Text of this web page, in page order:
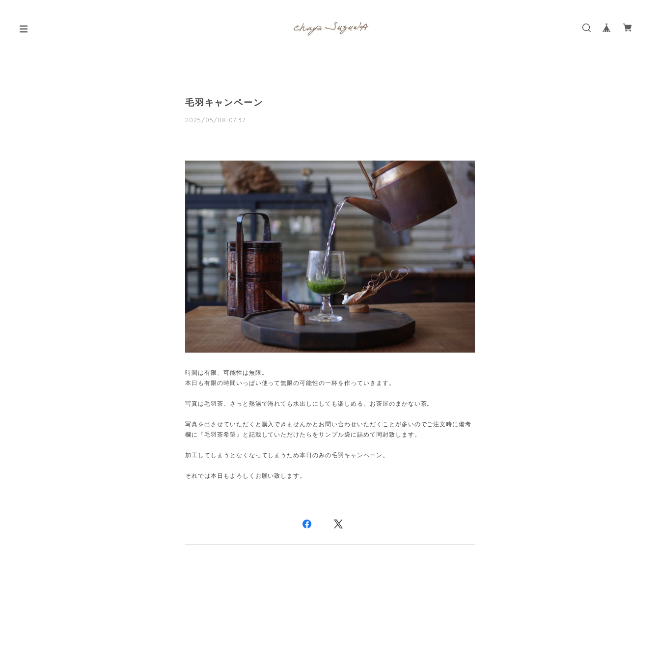
毛羽キャンペーン
2025/05/08 07:37
時間は有限、可能性は無限。
本日も有限の時間いっぱい使って無限の可能性の一杯を作っていきます。
写真は毛羽茶。さっと熱湯で淹れても水出しにしても楽しめる。お茶屋のまかない茶。
写真を出させていただくと購入できませんかとお問い合わせいただくことが多いのでご注文時に備考
欄に『毛羽茶希望』と記載していただけたらをサンプル袋に詰めて同封致します。
加工してしまうとなくなってしまうため本日のみの毛羽キャンペーン。
それでは本日もよろしくお願い致します。